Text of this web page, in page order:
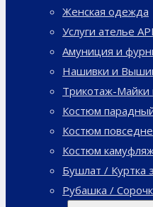
Женская одежда
Услуги ателье
Амуниция и
Нашивки и
Трикотаж-Майки
Костюм
Костюм
Костюм
Бушлат / Куртка
Рубашка /